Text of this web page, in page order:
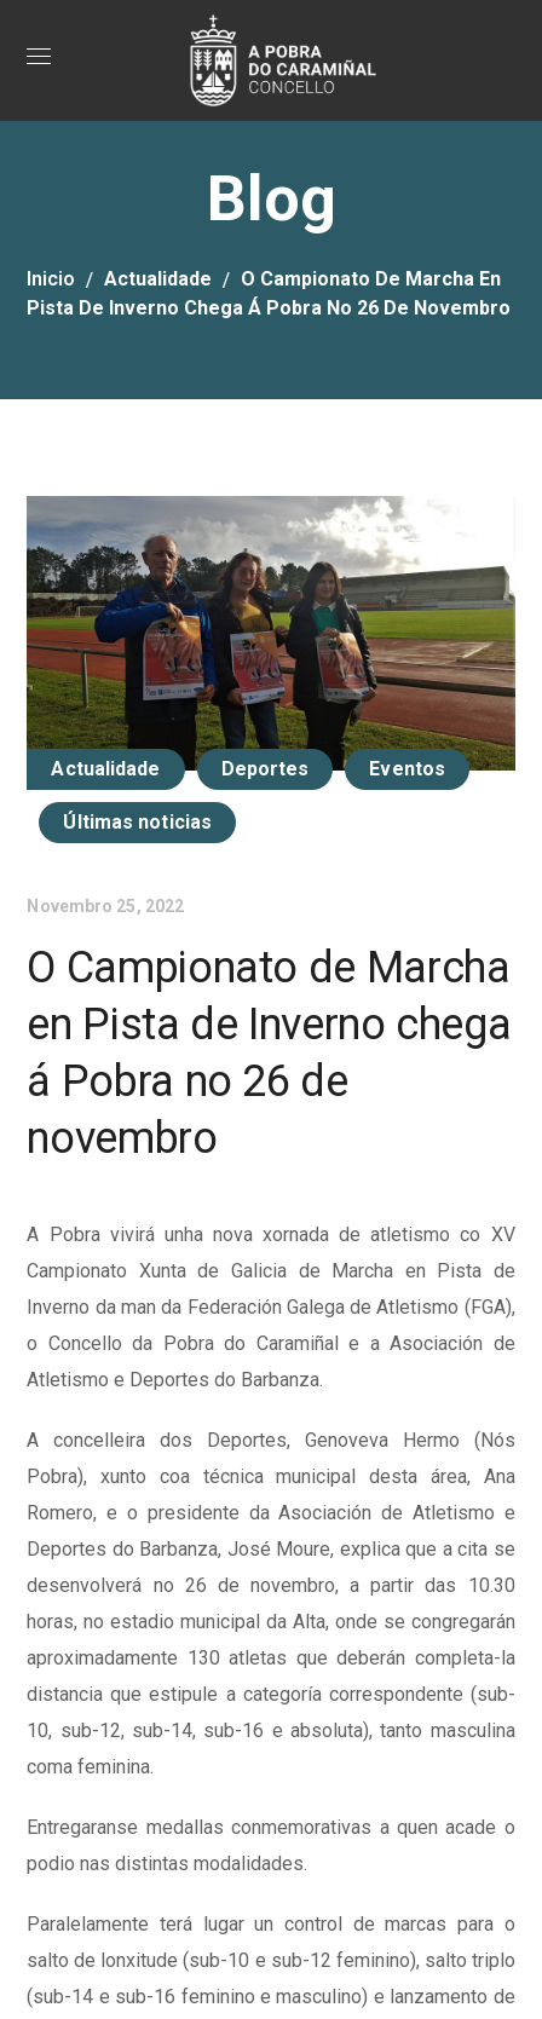
Blog
Inicio Actualidade
O Campionato De Marcha En
Pista De Inverno Chega Á Pobra No 26 De Novembro
Actualidade Deportes Eventos
Últimas noticias
Novembro 25, 2022
O Campionato de Marcha
en Pista de Inverno chega
á Pobra no 26 de
novembro
A Pobra vivirá unha nova xornada de atletismo co XV
Campionato Xunta de Galicia de Marcha en Pista de
Inverno da man da Federación Galega de Atletismo (FGA),
o Concello da Pobra do Caramiñal e a Asociación de
Atletismo e Deportes do Barbanza.
A concelleira dos Deportes, Genoveva Hermo (Nós
Pobra), xunto coa técnica municipal desta área, Ana
Romero, e o presidente da Asociación de Atletismo e
Deportes do Barbanza, José Moure, explica que a cita se
desenvolverá no 26 de novembro, a partir das 10.30
horas, no estadio municipal da Alta, onde se congregarán
aproximadamente 130 atletas que deberán completa-la
distancia que estipule a categoría correspondente (sub-
10, sub-12, sub-14, sub-16 e absoluta), tanto masculina
coma feminina.
Entregaranse medallas conmemorativas a quen acade o
podio nas distintas modalidades.
Paralelamente terá lugar un control de marcas para o
salto de lonxitude (sub-10 e sub-12 feminino), salto triplo
(sub-14 e sub-16 feminino e masculino) e lanzamento de